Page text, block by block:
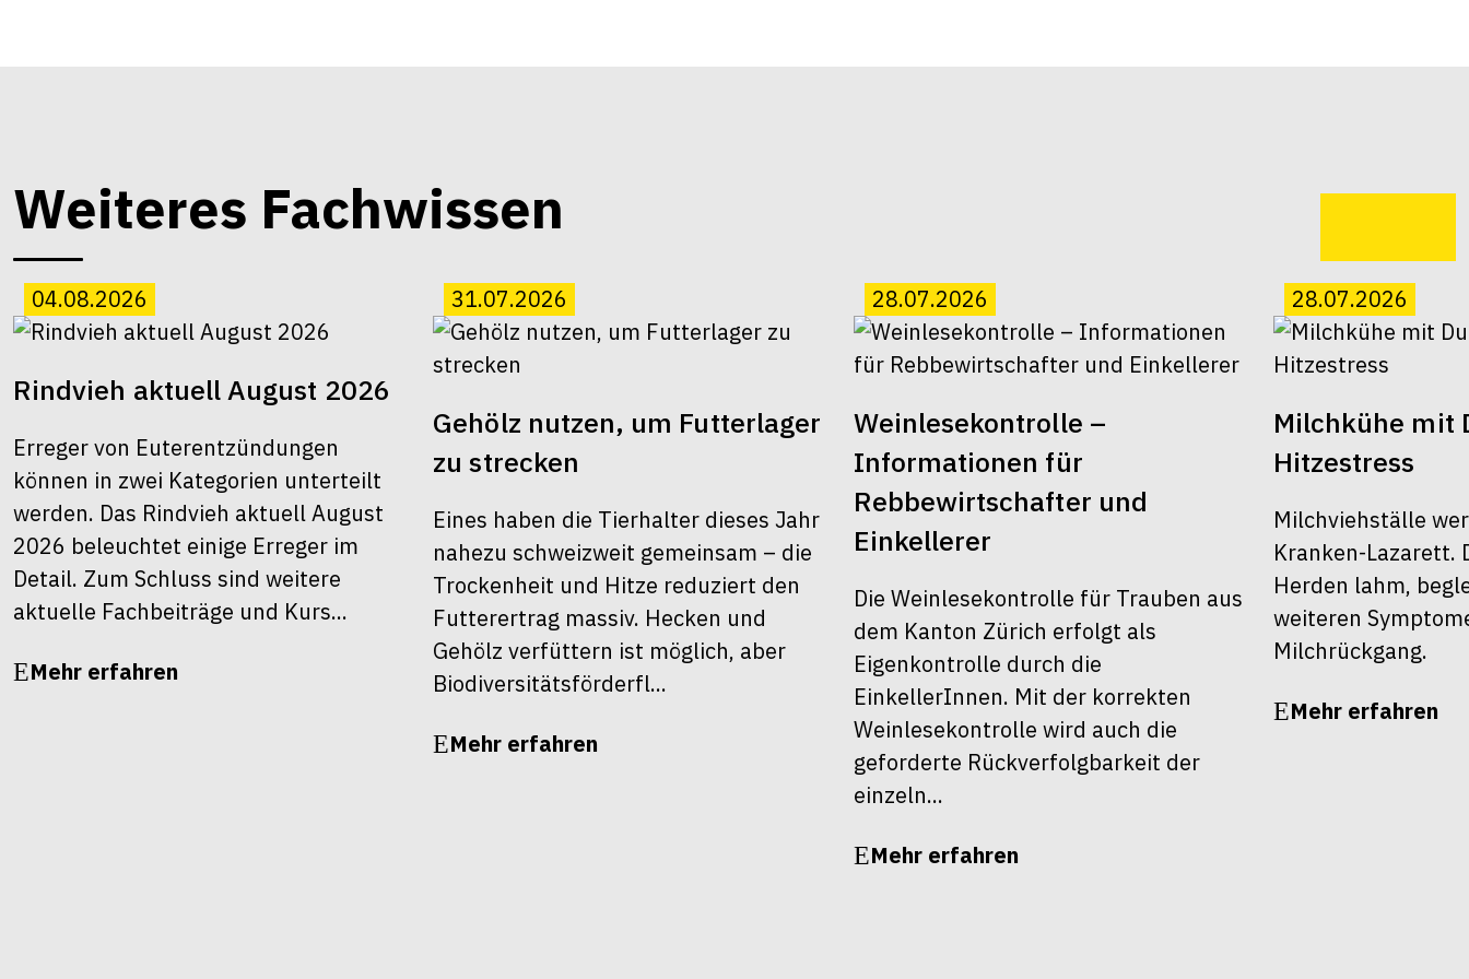
Weiteres Fachwissen
04.08.2026
Rindvieh aktuell August 2026
Erreger von Euterentzündungen
können in zwei Kategorien unterteilt
werden. Das Rindvieh aktuell August
2026 beleuchtet einige Erreger im
Detail. Zum Schluss sind weitere
aktuelle Fachbeiträge und Kurs...
Mehr erfahren
31.07.2026
Gehölz nutzen, um Futterlager
zu strecken
Eines haben die Tierhalter dieses Jahr
nahezu schweizweit gemeinsam – die
Trockenheit und Hitze reduziert den
Futterertrag massiv. Hecken und
Gehölz verfüttern ist möglich, aber
Biodiversitätsförderfl...
Mehr erfahren
28.07.2026
Weinlesekontrolle –
Informationen für
Rebbewirtschafter und
Einkellerer
Die Weinlesekontrolle für Trauben aus
dem Kanton Zürich erfolgt als
Eigenkontrolle durch die
EinkellerInnen. Mit der korrekten
Weinlesekontrolle wird auch die
geforderte Rückverfolgbarkeit der
einzeln...
Mehr erfahren
28.07.2026
Milchkühe mit
Hitzestress
Milchviehställe
Kranken-Lazarett.
Herden lahm,
weiteren
Milchrückgang.
Mehr erfahren